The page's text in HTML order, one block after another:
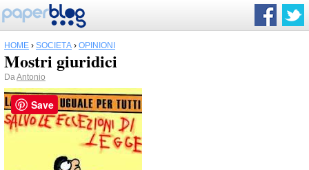
HOME › SOCIETÀ › OPINIONI
Mostri giuridici
DaAntonio
Save